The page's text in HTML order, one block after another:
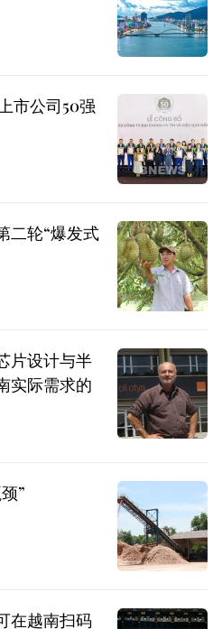
市公司50强
二轮“爆发式
片设计与半
实际需求的
”
在越南扫码